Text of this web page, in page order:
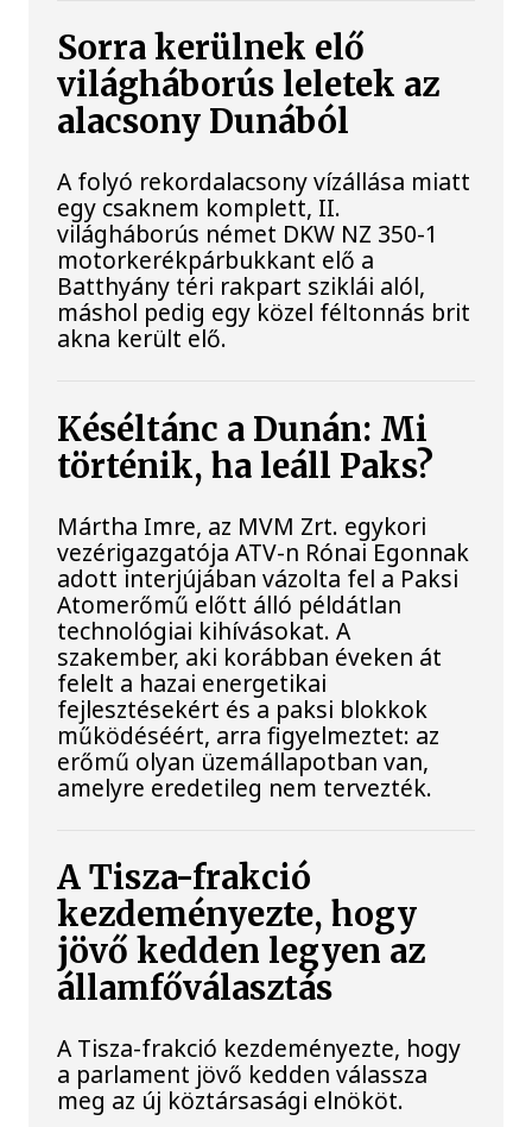
Sorra kerülnek elő
világháborús leletek az
alacsony Dunából
A folyó rekordalacsony vízállása miatt
egy csaknem komplett, II.
világháborús német DKW NZ 350-1
motorkerékpárbukkant elő a
Batthyány téri rakpart sziklái alól,
máshol pedig egy közel féltonnás brit
akna került elő.
Késéltánc a Dunán: Mi
történik, ha leáll Paks?
Mártha Imre, az MVM Zrt. egykori
vezérigazgatója ATV-n Rónai Egonnak
adott interjújában vázolta fel a Paksi
Atomerőmű előtt álló példátlan
technológiai kihívásokat. A
szakember, aki korábban éveken át
felelt a hazai energetikai
fejlesztésekért és a paksi blokkok
működéséért, arra figyelmeztet: az
erőmű olyan üzemállapotban van,
amelyre eredetileg nem tervezték.
A Tisza-frakció
kezdeményezte, hogy
jövő kedden legyen az
államfőválasztás
A Tisza-frakció kezdeményezte, hogy
a parlament jövő kedden válassza
meg az új köztársasági elnököt.